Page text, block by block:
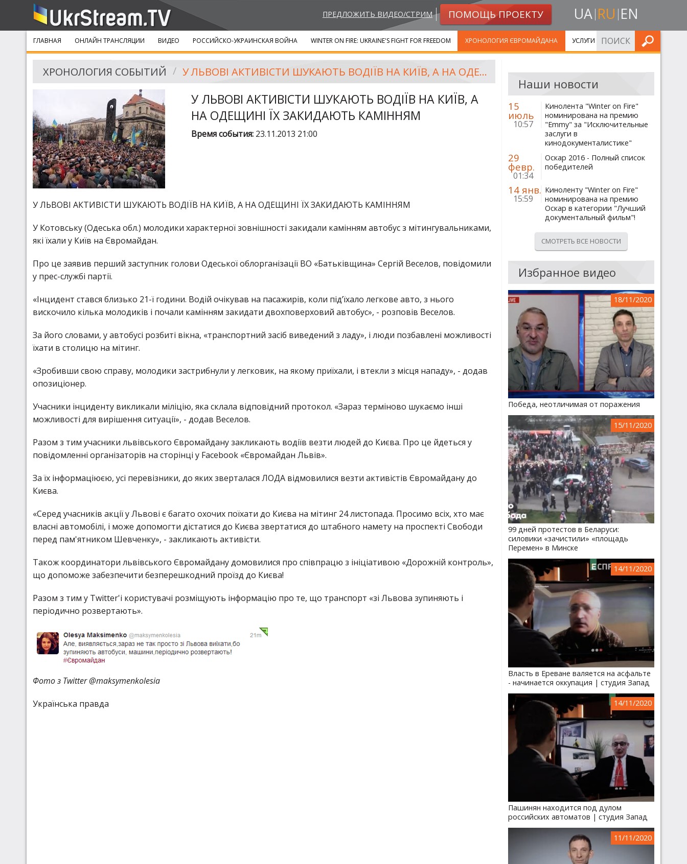
ПРЕДЛОЖИТЬ ВИДЕО/СТРИМ ПОМОЩЬ ПРОЕКТУ UA RU EN
ГЛАВНАЯ ОНЛАЙН ТРАНСЛЯЦИИ ВИДЕО РОССИЙСКО-УКРАИНСКАЯ ВОЙНА WINTER ON FIRE: UKRAINE'S FIGHT FOR FREEDOM ХРОНОЛОГИЯ ЄВРОМАЙДАНА УСЛУГИ ИСКАТЬ
ХРОНОЛОГИЯ СОБЫТИЙ У ЛЬВОВІ АКТИВІСТИ ШУКАЮТЬ ВОДІЇВ НА КИЇВ, А НА ОДЕЩИНІ ЇХ ЗАКИДАЮТЬ КАМІННЯМ
У ЛЬВОВІ АКТИВІСТИ ШУКАЮТЬ ВОДІЇВ НА КИЇВ, А
НА ОДЕЩИНІ ЇХ ЗАКИДАЮТЬ КАМІННЯМ
Время события: 23.11.2013 21:00
У ЛЬВОВІ АКТИВІСТИ ШУКАЮТЬ ВОДІЇВ НА КИЇВ, А НА ОДЕЩИНІ ЇХ ЗАКИДАЮТЬ КАМІННЯМ
У Котовську (Одеська обл.) молодики характерної зовнішності закидали камінням автобус з мітингувальниками,
які їхали у Київ на Євромайдан.
Про це заявив перший заступник голови Одеської облорганізації ВО «Батьківщина» Сергій Веселов, повідомили
у прес-службі партії.
«Інцидент стався близько 21-ї години. Водій очікував на пасажирів, коли під’їхало легкове авто, з нього
вискочило кілька молодиків і почали камінням закидати двохповерховий автобус», - розповів Веселов.
За його словами, у автобусі розбиті вікна, «транспортний засіб виведений з ладу», і люди позбавлені можливості
їхати в столицю на мітинг.
«Зробивши свою справу, молодики застрибнули у легковик, на якому приїхали, і втекли з місця нападу», - додав
опозиціонер.
Учасники інциденту викликали міліцію, яка склала відповідний протокол. «Зараз терміново шукаємо інші
можливості для вирішення ситуації», - додав Веселов.
Разом з тим учасники львівського Євромайдану закликають водіїв везти людей до Києва. Про це йдеться у
повідомленні організаторів на сторінці у Facebook «Євромайдан Львів».
За їх інформаціюєю, усі перевізники, до яких зверталася ЛОДА відмовилися везти активістів Євромайдану до
Києва.
«Серед учасників акції у Львові є багато охочих поїхати до Києва на мітинг 24 листопада. Просимо всіх, хто має
власні автомобілі, і може допомогти дістатися до Києва звертатися до штабного намету на проспекті Свободи
перед пам'ятником Шевченку», - закликають активісти.
Також координатори львівського Євромайдану домовилися про співпрацю з ініціативою «Дорожній контроль»,
що допоможе забезпечити безперешкодний проїзд до Києва!
Разом з тим у Twitter'і користувачі розміщують інформацію про те, що транспорт «зі Львова зупиняють і
періодично розвертають».
Фото з Twitter @maksymenkolesia
Українська правда
Наши новости
15
июль
10:57
Кинолента "Winter on Fire"
номинирована на премию
"Emmy" за "Исключительные
заслуги в
кинодокументалистике"
29
февр.
01:34
Оскар 2016 - Полный список
победителей
14 янв.
15:59
Киноленту "Winter on Fire"
номинирована на премию
Оскар в категории "Лучший
документальный фильм"!
СМОТРЕТЬ ВСЕ НОВОСТИ
Избранное видео
18/11/2020
Победа, неотличимая от поражения
15/11/2020
99 дней протестов в Беларуси:
силовики «зачистили» «площадь
Перемен» в Минске
14/11/2020
Власть в Ереване валяется на асфальте
- начинается оккупация | студия Запад
14/11/2020
Пашинян находится под дулом
российских автоматов | студия Запад
11/11/2020